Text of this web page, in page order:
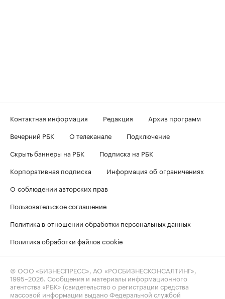
Контактная информация Редакция
Архив программ
Вечерний РБК
О телеканале
Подключение
Скрыть баннеры на РБК
Подписка на РБК
Корпоративная подписка
Информация об ограничениях
О соблюдении авторских прав
Пользовательское соглашение
Политика в отношении обработки персональных данных
Политика обработки файлов cookie
© ООО «БИЗНЕСПРЕСС», АО «РОСБИЗНЕСКОНСАЛТИНГ»,
1995–2026 . Сообщения и материалы информационного
агентства «РБК» (свидетельство о регистрации средства
массовой информации выдано Федеральной службой